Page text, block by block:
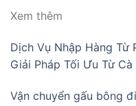
Xem thêm
Dịch Vụ Nhập Hàng Từ
Giải Pháp Tối Ưu Từ
Vận chuyển gấu bông